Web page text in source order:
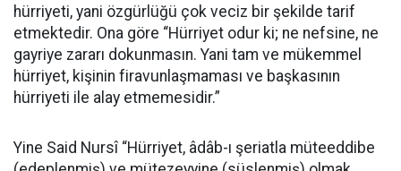
hürriyeti, yani özgürlüğü çok veciz bir şekilde tarif
etmektedir. Ona göre “Hürriyet odur ki; ne nefsine, ne
gayriye zararı dokunmasın. Yani tam ve mükemmel
hürriyet, kişinin firavunlaşmaması ve başkasının
hürriyeti ile alay etmemesidir.”
Yine Said Nursî “Hürriyet, âdâb-ı şeriatla müteeddibe